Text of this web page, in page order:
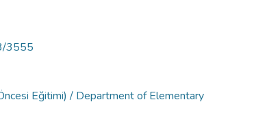
3555
Eğitimi) / Department of Elementary